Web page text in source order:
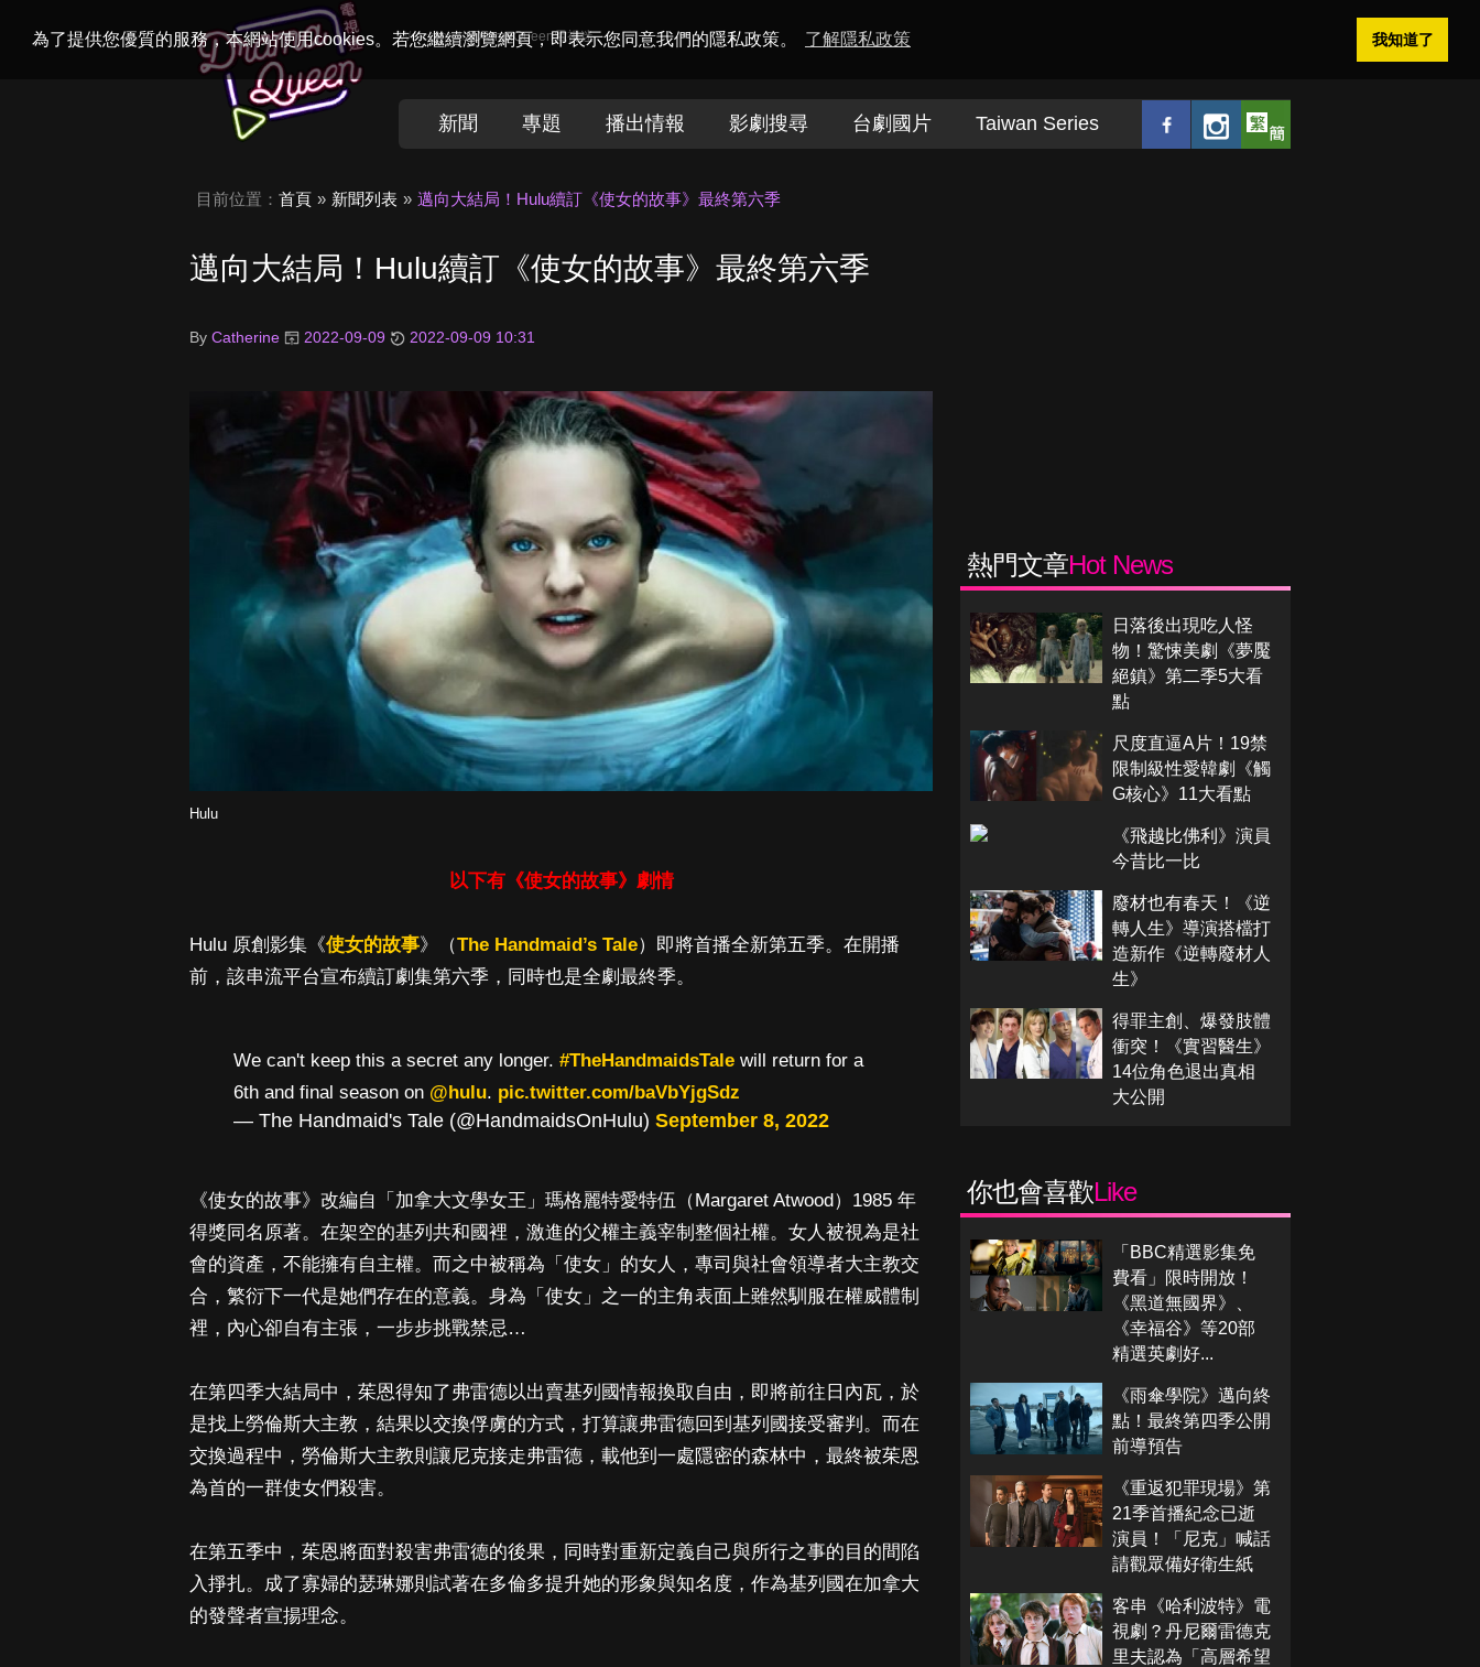
為了提供您優質的服務，本網站使用cookies。若您繼續瀏覽網頁，即表示您同意我們的隱私政策。 了解隱私政策 我知道了
Welcome toDramaQueen電視迷
新聞 專題 播出情報 影劇搜尋 台劇國片 Taiwan Series
目前位置： 首頁 新聞列表 邁向大結局！Hulu續訂《使女的故事》最終第六季
邁向大結局！Hulu續訂《使女的故事》最終第六季
By Catherine 2022-09-09 2022-09-09 10:31
Hulu
以下有《使女的故事》劇情
Hulu 原創影集《使女的故事》（The Handmaid’s Tale）即將首播全新第五季。在開播
前，該串流平台宣布續訂劇集第六季，同時也是全劇最終季。
We can't keep this a secret any longer. #TheHandmaidsTale will return for a
6th and final season on @hulu. pic.twitter.com/baVbYjgSdz
— The Handmaid's Tale (@HandmaidsOnHulu) September 8, 2022
《使女的故事》改編自「加拿大文學女王」瑪格麗特愛特伍（Margaret Atwood）1985 年
得獎同名原著。在架空的基列共和國裡，激進的父權主義宰制整個社權。女人被視為是社
會的資產，不能擁有自主權。而之中被稱為「使女」的女人，專司與社會領導者大主教交
合，繁衍下一代是她們存在的意義。身為「使女」之一的主角表面上雖然馴服在權威體制
裡，內心卻自有主張，一步步挑戰禁忌…
在第四季大結局中，茱恩得知了弗雷德以出賣基列國情報換取自由，即將前往日內瓦，於
是找上勞倫斯大主教，結果以交換俘虜的方式，打算讓弗雷德回到基列國接受審判。而在
交換過程中，勞倫斯大主教則讓尼克接走弗雷德，載他到一處隱密的森林中，最終被茱恩
為首的一群使女們殺害。
在第五季中，茱恩將面對殺害弗雷德的後果，同時對重新定義自己與所行之事的目的間陷
入掙扎。成了寡婦的瑟琳娜則試著在多倫多提升她的形象與知名度，作為基列國在加拿大
的發聲者宣揚理念。
熱門文章Hot News
日落後出現吃人怪
物！驚悚美劇《夢魘
絕鎮》第二季5大看
點
尺度直逼A片！19禁
限制級性愛韓劇《觸
G核心》11大看點
《飛越比佛利》演員
今昔比一比
廢材也有春天！《逆
轉人生》導演搭檔打
造新作《逆轉廢材人
生》
得罪主創、爆發肢體
衝突！《實習醫生》
14位角色退出真相
大公開
你也會喜歡Like
「BBC精選影集免
費看」限時開放！
《黑道無國界》、
《幸福谷》等20部
精選英劇好...
《雨傘學院》邁向終
點！最終第四季公開
前導預告
《重返犯罪現場》第
21季首播紀念已逝
演員！「尼克」喊話
請觀眾備好衛生紙
客串《哈利波特》電
視劇？丹尼爾雷德克
里夫認為「高層希望